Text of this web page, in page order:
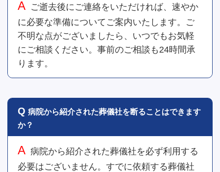
ご逝去後にご連絡をいただければ、速やか
に必要な準備についてご案内いたします。ご
不明な点がございましたら、いつでもお気軽
にご相談ください。事前のご相談も24時間承
ります。
病院から紹介された葬儀社を断ることはできます
か？
病院から紹介された葬儀社を必ず利用する
必要はございません。すでに依頼する葬儀社